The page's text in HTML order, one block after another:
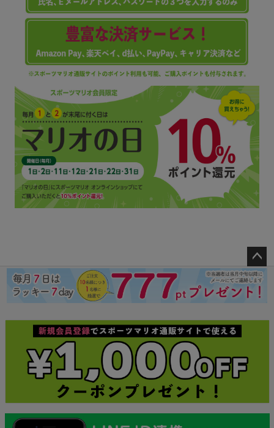
ペー
ジト
ップ